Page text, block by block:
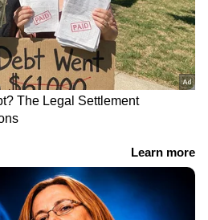
മുടി വളർച്ചയെ
രണ്ട് അടുക്കള
അറിയാം.
ആഴ്ചയിൽ ഒരു
ഇത് മുടിയുടെ